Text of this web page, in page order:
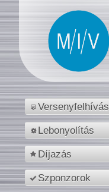
Versenyfelhívás
Lebonyolítás
Díjazás
Szponzorok